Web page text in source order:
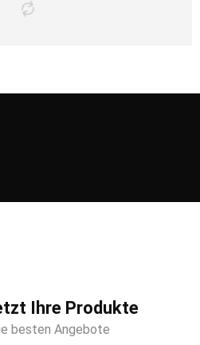
Ihre Produkte
besten Angebote